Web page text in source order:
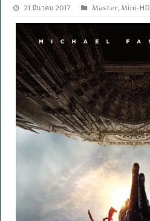
21 มีนาคม 2017 Master,Mini-HD